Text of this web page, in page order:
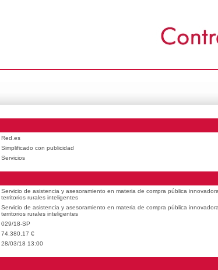
Red.es
Simplificado con publicidad
Servicios
Servicio de asistencia y asesoramiento en materia de compra pública
territorios rurales inteligentes
Servicio de asistencia y asesoramiento en materia de compra pública
territorios rurales inteligentes
029/18-SP
74.380,17 €
28/03/18 13:00